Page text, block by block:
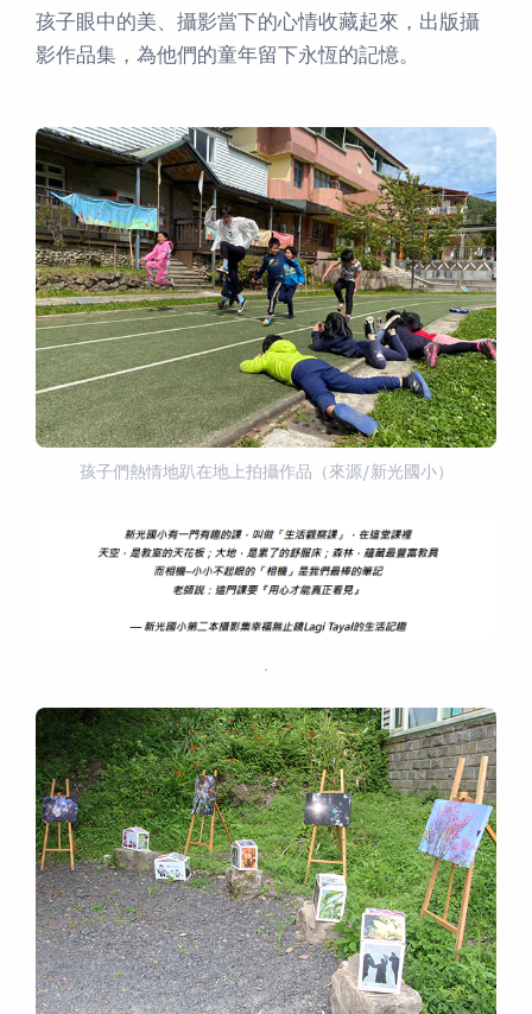
孩子眼中的美、攝影當下的心情收藏起來，出版攝
影作品集，為他們的童年留下永恆的記憶。
孩子們熱情地趴在地上拍攝作品（來源/新光國小）
．